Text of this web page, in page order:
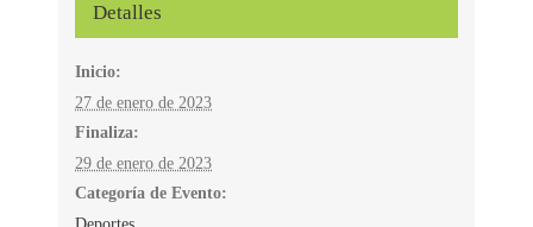
Detalles
Inicio:
27 de enero de 2023
Finaliza:
29 de enero de 2023
Categoría de Evento: